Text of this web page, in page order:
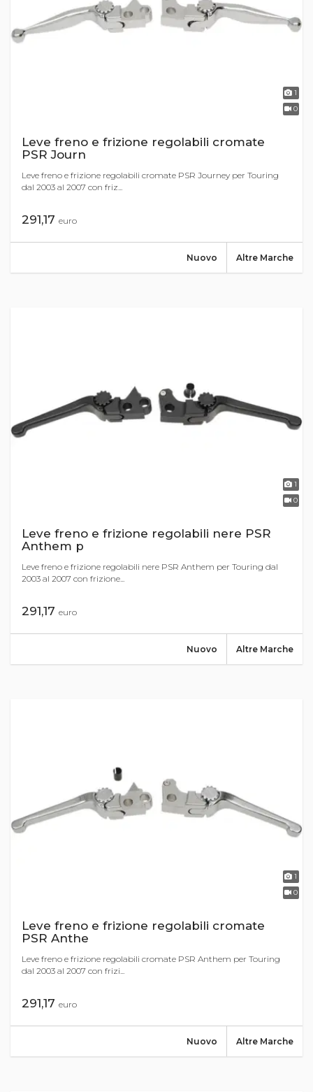
1
0
Leve freno e frizione regolabili cromate
PSR Journ
Leve freno e frizione regolabili cromate PSR Journey per Touring
dal 2003 al 2007 con friz...
291,17 euro
Altre Marche
Nuovo
1
0
Leve freno e frizione regolabili nere PSR
Anthem p
Leve freno e frizione regolabili nere PSR Anthem per Touring dal
2003 al 2007 con frizione...
291,17 euro
Altre Marche
Nuovo
1
0
Leve freno e frizione regolabili cromate
PSR Anthe
Leve freno e frizione regolabili cromate PSR Anthem per Touring
dal 2003 al 2007 con frizi...
291,17 euro
Altre Marche
Nuovo